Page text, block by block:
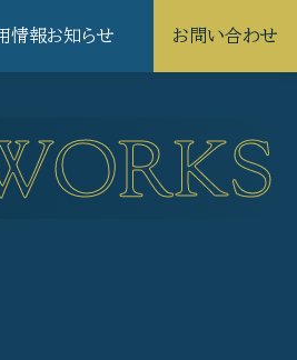
情報お知らせ お問い合わせ